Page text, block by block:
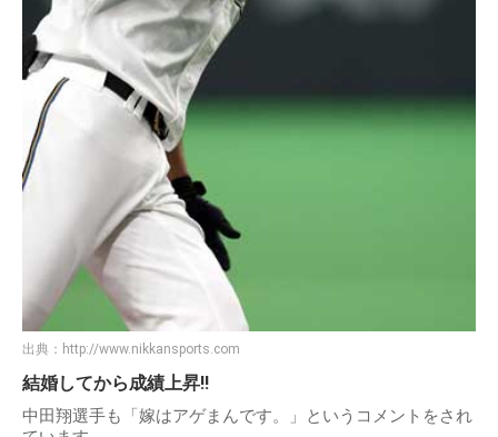
出典： http://www.nikkansports.com
結婚してから成績上昇!!
中田翔選手も「嫁はアゲまんです。」というコメントをされ